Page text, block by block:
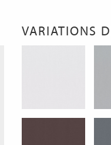
VARIATIONS